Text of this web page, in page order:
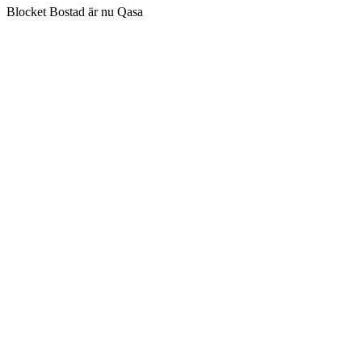
Blocket Bostad är nu Qasa